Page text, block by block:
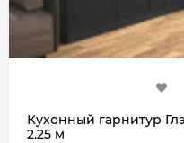
Кухонный гарнитур
2,25 м